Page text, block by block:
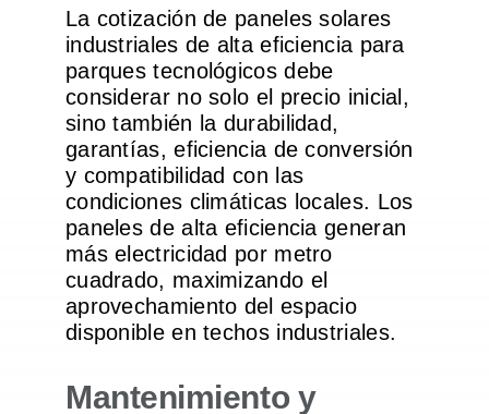
La cotización de paneles solares
industriales de alta eficiencia para
parques tecnológicos debe
considerar no solo el precio inicial,
sino también la durabilidad,
garantías, eficiencia de conversión
y compatibilidad con las
condiciones climáticas locales. Los
paneles de alta eficiencia generan
más electricidad por metro
cuadrado, maximizando el
aprovechamiento del espacio
disponible en techos industriales.
Mantenimiento y